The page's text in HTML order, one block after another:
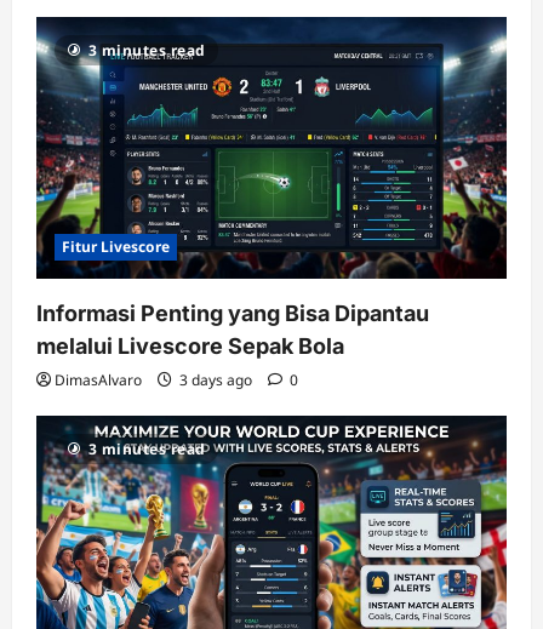
RTP
terupdate
3 minutes read
Fitur Livescore
Informasi Penting yang Bisa Dipantau
melalui Livescore Sepak Bola
DimasAlvaro 3 days ago 0
3 minutes read